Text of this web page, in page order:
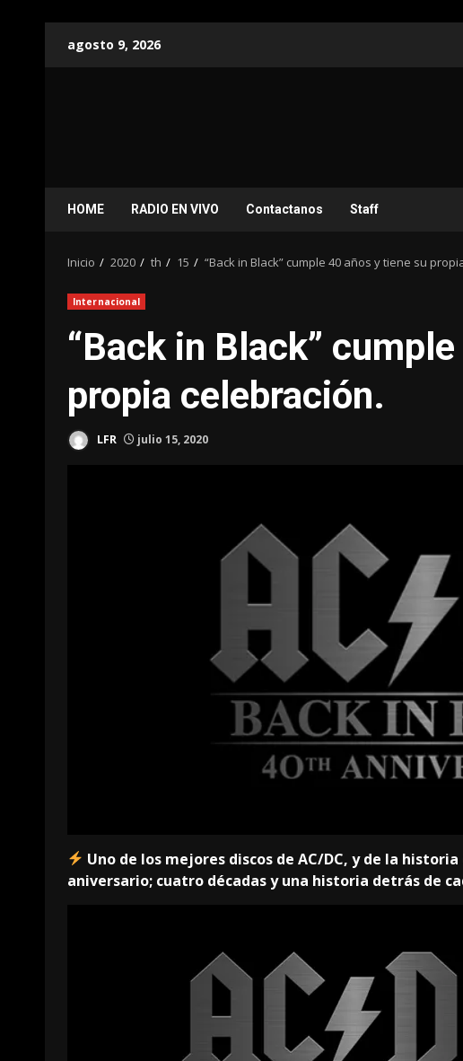
agosto 9, 2026
HOME RADIO EN VIVO Contactanos Staff
Inicio 2020 th 15 “Back in Black” cumple 40 años y tiene su
Internacional
“Back in Black”
propia celebración.
LFR julio 15, 2020
Uno de los mejores discos de AC/DC, y de la
aniversario; cuatro décadas y una historia detrás de